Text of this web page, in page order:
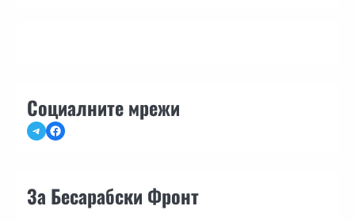
Социалните мрежи
TelegramFacebook
За Бесарабски Фронт